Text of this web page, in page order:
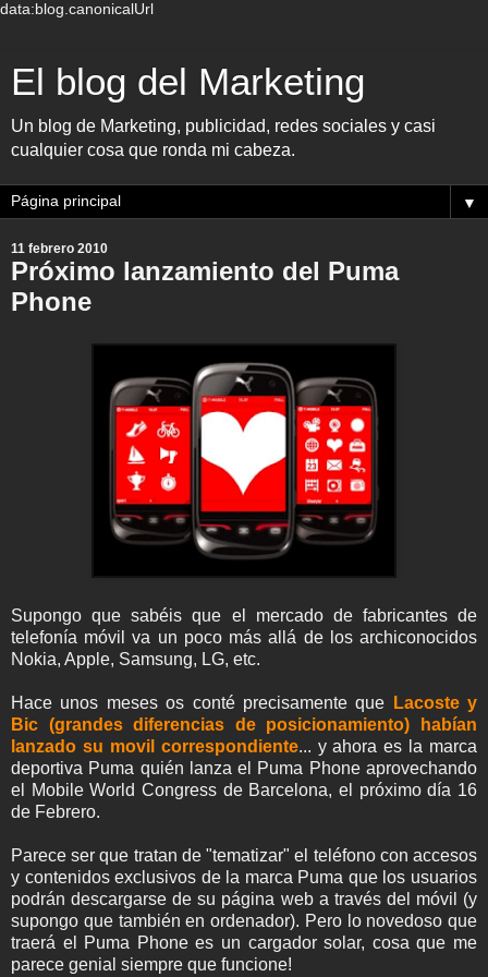
data:blog.canonicalUrl
El blog del Marketing
Un blog de Marketing, publicidad, redes sociales y casi
cualquier cosa que ronda mi cabeza.
▼
11 febrero 2010
Próximo lanzamiento del Puma
Phone
Supongo que sabéis que el mercado de fabricantes de
telefonía móvil va un poco más allá de los archiconocidos
Nokia, Apple, Samsung, LG, etc.
Hace unos meses os conté precisamente que
Lacoste y
Bic (grandes diferencias de posicionamiento) habían
lanzado su movil correspondiente... y ahora es la marca
deportiva Puma quién lanza el Puma Phone aprovechando
el Mobile World Congress de Barcelona, el próximo día 16
de Febrero.
Parece ser que tratan de "tematizar" el teléfono con accesos
y contenidos exclusivos de la marca Puma que los usuarios
podrán descargarse de su página web a través del móvil (y
supongo que también en ordenador). Pero lo novedoso que
traerá el Puma Phone es un cargador solar, cosa que me
parece genial siempre que funcione!